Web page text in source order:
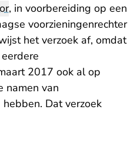
, in voorbereiding op een
voorzieningenrechter
het verzoek af, omdat
2017 ook al op
namen van
Dat verzoek